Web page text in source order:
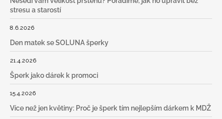
stresu a starostí
8.6.2026
Den matek se SOLUNA šperky
21.4.2026
Šperk jako dárek k promoci
15.4.2026
Více než jen květiny: Proč je šperk tím nejlepším dárkem k MDŽ